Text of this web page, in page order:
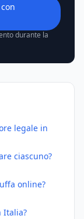
durante la
legale in
ciascuno?
online?
Italia?